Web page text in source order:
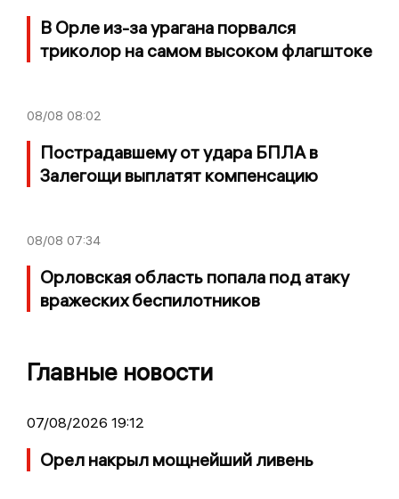
В Орле из-за урагана порвался
триколор на самом высоком флагштоке
08/08 08:02
Пострадавшему от удара БПЛА в
Залегощи выплатят компенсацию
08/08 07:34
Орловская область попала под атаку
вражеских беспилотников
Главные новости
07/08/2026 19:12
Орел накрыл мощнейший ливень